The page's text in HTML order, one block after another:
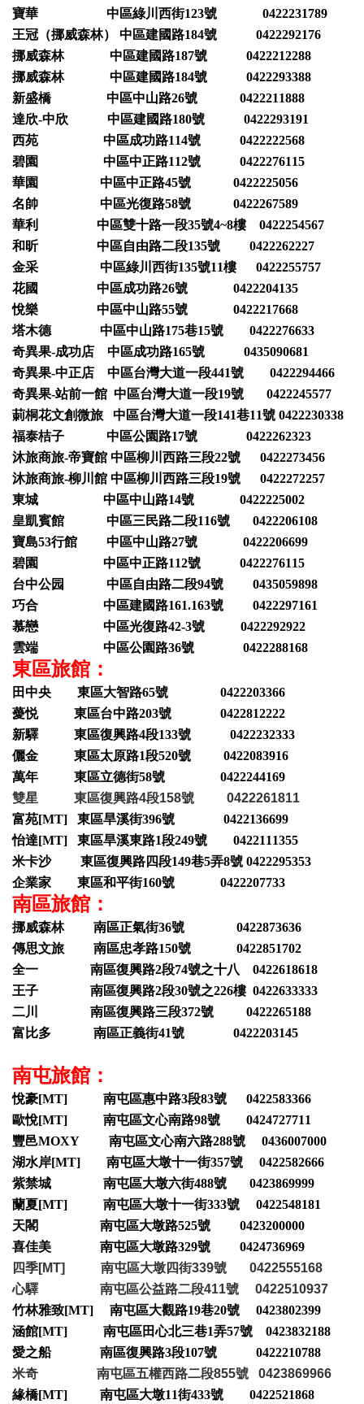
寶華 中區綠川西街123號 0422231789
王冠（挪威森林） 中區建國路184號 0422292176
挪威森林 中區建國路187號 0422212288
挪威森林 中區建國路184號 0422293388
新盛橋 中區中山路26號 0422211888
達欣-中欣 中區建國路180號 0422293191
西苑 中區成功路114號 0422222568
碧園 中區中正路112號 0422276115
華園 中區中正路45號 0422225056
名帥 中區光復路58號 0422267589
華利 中區雙十路一段35號4~8樓 0422254567
和昕 中區自由路二段135號 0422262227
金采 中區綠川西街135號11樓 0422255757
花國 中區成功路26號 0422204135
悅樂 中區中山路55號 0422217668
塔木德 中區中山路175巷15號 0422276633
奇異果-成功店 中區成功路165號 0435090681
奇異果-中正店 中區台灣大道一段441號 0422294466
奇異果-站前一館 中區台灣大道一段19號 0422245577
莿桐花文創微旅 中區台灣大道一段141巷11號 0422230338
福泰桔子 中區公園路17號 0422262323
沐旅商旅-帝寶館 中區柳川西路三段22號 0422273456
沐旅商旅-柳川館 中區柳川西路三段19號 0422272257
東城 中區中山路14號 0422225002
皇凱賓館 中區三民路二段116號 0422206108
寶島53行館 中區中山路27號 0422206699
碧園 中區中正路112號 0422276115
台中公园 中區自由路二段94號 0435059898
巧合 中區建國路161.163號 0422297161
慕戀 中區光復路42-3號 0422292922
雲端 中區公園路36號 0422288168
東區旅館：
田中央 東區大智路65號 0422203366
薆悦 東區台中路203號 0422812222
新驛 東區復興路4段133號 0422232333
儷金 東區太原路1段520號 0422083916
萬年 東區立德街58號 0422244169
雙星 東區復興路4段158號 0422261811
富苑[MT] 東區旱溪街396號 0422136699
怡達[MT] 東區旱溪東路1段249號 0422111355
米卡沙 東區復興路四段149巷5弄8號 0422295353
企業家 東區和平街160號 0422207733
南區旅館：
挪威森林 南區正氣街36號 0422873636
傳思文旅 南區忠孝路150號 0422851702
全一 南區復興路2段74號之十八 0422618618
王子 南區復興路2段30號之226樓 0422633333
二川 南區復興路三段372號 0422265188
富比多 南區正義街41號 0422203145
南屯旅館：
悅豪[MT] 南屯區惠中路3段83號 0422583366
歐悅[MT] 南屯區文心南路98號 0424727711
豐邑MOXY 南屯區文心南六路288號 0436007000
湖水岸[MT] 南屯區大墩十一街357號 0422582666
紫禁城 南屯區大墩六街488號 0423869999
蘭夏[MT] 南屯區大墩十一街333號 0422548181
天閣 南屯區大墩路525號 0423200000
喜佳美 南屯區大墩路329號 0424736969
四季[MT] 南屯區大墩四街339號 0422555168
心驛 南屯區公益路二段411號 0422510937
竹林雅致[MT] 南屯區大觀路19巷20號 0423802399
涵館[MT] 南屯區田心北三巷1弄57號 0423832188
愛之船 南區復興路3段107號 0422210788
米奇 南屯區五權西路二段855號 0423869966
緣橋[MT] 南屯區大墩11街433號 0422521868